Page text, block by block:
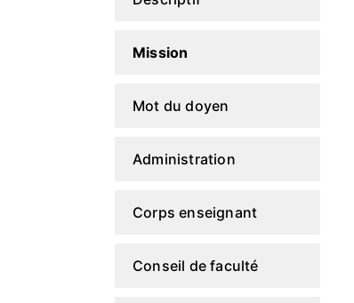
Mission
Mot du doyen
Administration
Corps enseignant
Conseil de faculté